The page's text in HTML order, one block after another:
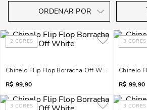
2 CORES
Chinelo Flip Flop Borracha Off White
R$ 99,90
3 CORES
Chinelo
R$ 99,90
3 CORES 3 CORES